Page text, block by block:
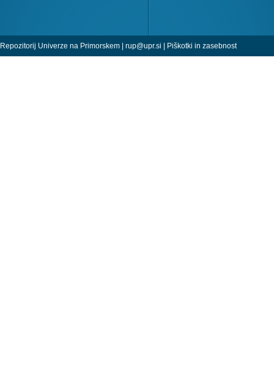
Repozitorij Univerze na Primorskem | rup@upr.si | Piškotki in zasebnost